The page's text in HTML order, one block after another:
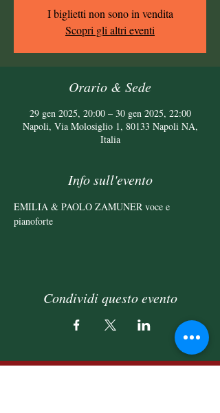
I biglietti non sono in vendita
Scopri gli altri eventi
Orario & Sede
29 gen 2025, 20:00 – 30 gen 2025, 22:00
Napoli, Via Molosiglio 1, 80133 Napoli NA,
Italia
Info sull'evento
EMILIA & PAOLO ZAMUNER voce e
pianoforte
Condividi questo evento